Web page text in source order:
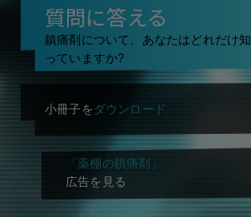
質問に答える
鎮痛剤について、あなたはどれだけ知
っていますか?
小冊子をダウンロード
「薬棚の鎮痛剤」
広告を見る